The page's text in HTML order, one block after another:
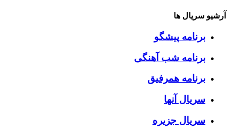
آرشیو سریال ها
برنامه پیشگو
برنامه شب آهنگی
برنامه همرفیق
سریال آنها
سریال جزیره